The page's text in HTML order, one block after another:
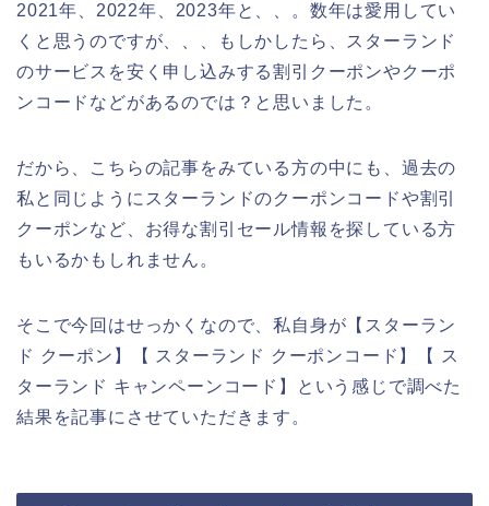
2021年、2022年、2023年と、、。数年は愛用してい
くと思うのですが、、、もしかしたら、スターランド
のサービスを安く申し込みする割引クーポンやクーポ
ンコードなどがあるのでは？と思いました。
だから、こちらの記事をみている方の中にも、過去の
私と同じようにスターランドのクーポンコードや割引
クーポンなど、お得な割引セール情報を探している方
もいるかもしれません。
そこで今回はせっかくなので、私自身が【スターラン
ド クーポン】【 スターランド クーポンコード】【 ス
ターランド キャンペーンコード】という感じで調べた
結果を記事にさせていただきます。